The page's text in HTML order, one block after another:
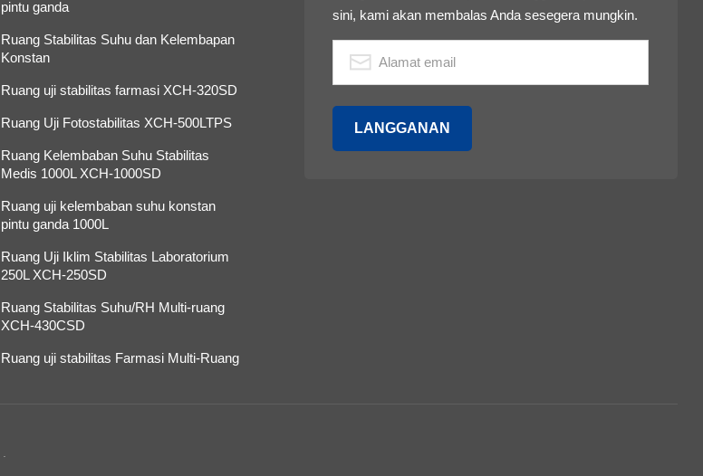
pintu ganda
Ruang Stabilitas Suhu dan Kelembapan
Konstan
Ruang uji stabilitas farmasi XCH-320SD
Ruang Uji Fotostabilitas XCH-500LTPS
Ruang Kelembaban Suhu Stabilitas
Medis 1000L XCH-1000SD
Ruang uji kelembaban suhu konstan
pintu ganda 1000L
Ruang Uji Iklim Stabilitas Laboratorium
250L XCH-250SD
Ruang Stabilitas Suhu/RH Multi-ruang
XCH-430CSD
Ruang uji stabilitas Farmasi Multi-Ruang
sini, kami akan membalas Anda sesegera mungkin.